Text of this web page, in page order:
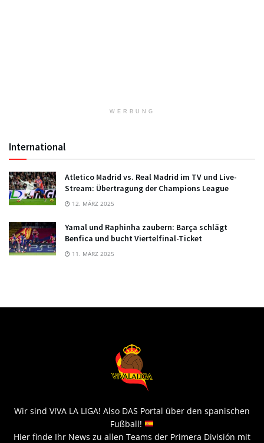
WERBUNG
International
Atletico Madrid vs. Real Madrid im TV und Live-
Stream: Übertragung der Champions League
12. MÄRZ 2025
Yamal und Raphinha zaubern: Barça schlägt
Benfica und bucht Viertelfinal-Ticket
11. MÄRZ 2025
Wir sind VIVA LA LIGA! Also DAS Portal über den spanischen
Fußball!
Hier finde Ihr News zu allen Teams der Primera División mit